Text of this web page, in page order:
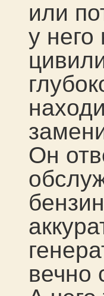
или
у него
Он
вечно